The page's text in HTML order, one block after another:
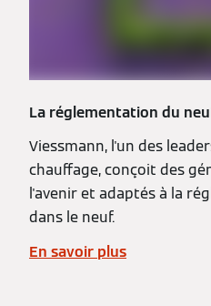
La réglementation du
Viessmann, l'un des
chauffage, conçoit des
l'avenir et adaptés à la
dans le neuf.
En savoir plus